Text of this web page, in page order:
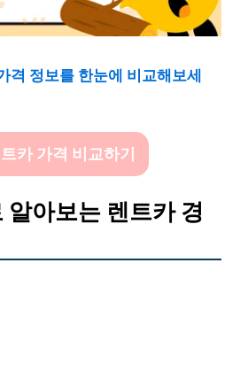
격 정보를 한눈에 비교해보세
카 가격 비교하기
알아보는 렌트카 경